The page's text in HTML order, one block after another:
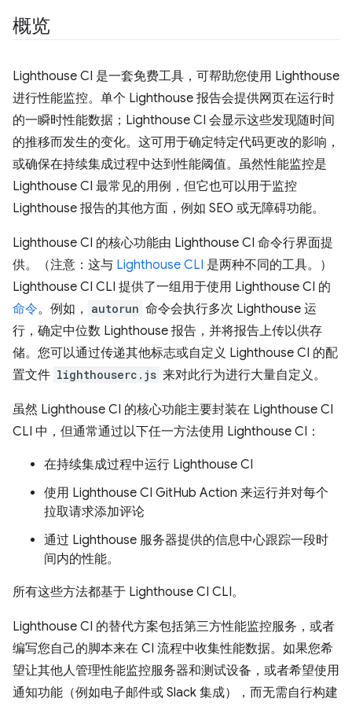
概览
Lighthouse CI 是一套免费工具，可帮助您使用 Lighthouse
进行性能监控。单个 Lighthouse 报告会提供网页在运行时
的一瞬时性能数据；Lighthouse CI 会显示这些发现随时间
的推移而发生的变化。这可用于确定特定代码更改的影响，
或确保在持续集成过程中达到性能阈值。虽然性能监控是
Lighthouse CI 最常见的用例，但它也可以用于监控
Lighthouse 报告的其他方面，例如 SEO 或无障碍功能。
Lighthouse CI 的核心功能由 Lighthouse CI 命令行界面提
供。（注意：这与 Lighthouse CLI 是两种不同的工具。）
Lighthouse CI CLI 提供了一组用于使用 Lighthouse CI 的
命令。例如， autorun 命令会执行多次 Lighthouse 运
行，确定中位数 Lighthouse 报告，并将报告上传以供存
储。您可以通过传递其他标志或自定义 Lighthouse CI 的配
置文件 lighthouserc.js 来对此行为进行大量自定义。
虽然 Lighthouse CI 的核心功能主要封装在 Lighthouse CI
CLI 中，但通常通过以下任一方法使用 Lighthouse CI：
在持续集成过程中运行 Lighthouse CI
使用 Lighthouse CI GitHub Action 来运行并对每个
拉取请求添加评论
通过 Lighthouse 服务器提供的信息中心跟踪一段时
间内的性能。
所有这些方法都基于 Lighthouse CI CLI。
Lighthouse CI 的替代方案包括第三方性能监控服务，或者
编写您自己的脚本来在 CI 流程中收集性能数据。如果您希
望让其他人管理性能监控服务器和测试设备，或者希望使用
通知功能（例如电子邮件或 Slack 集成），而无需自行构建